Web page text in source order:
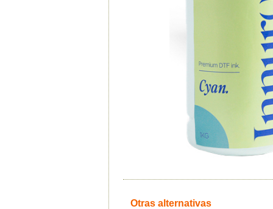
Otras alternativas